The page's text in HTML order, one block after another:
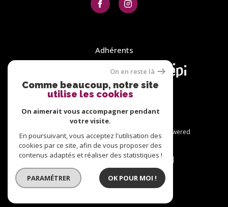
Adhérents
© 2026 | Tous droits réservés | Traduction powered
by Google |
Plan du site
Nos honoraires
Mentions légales
Admin
Nos liens
Politique RGPD
Cookies
On en reste là
Comme beaucoup, notre site
utilise les cookies
On aimerait vous accompagner pendant
votre visite.
En poursuivant, vous acceptez l'utilisation des
cookies par ce site, afin de vous proposer des
contenus adaptés et réaliser des statistiques !
PARAMÉTRER OK POUR MOI !